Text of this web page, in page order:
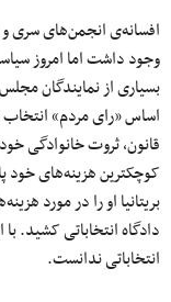
افسانه‌ی انجمن‌های سری
وجود داشت اما امروز
بسیاری از نمایندگان
اساس «رای مردم»
قانون، ثروت خانوادگی
بریتانیا او را در مورد
دادگاه انتخاباتی کشید.
انتخاباتی ندانست.